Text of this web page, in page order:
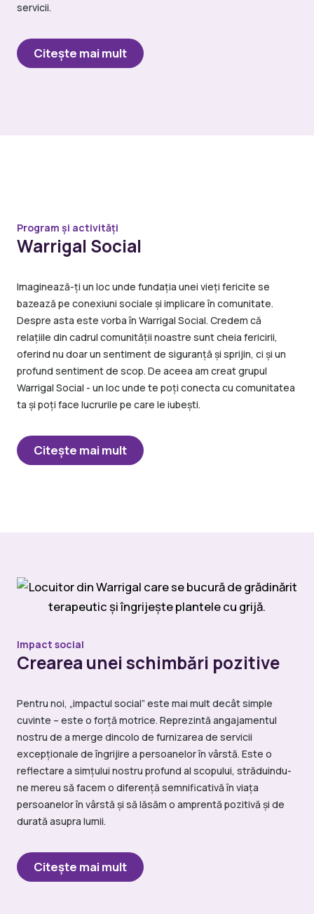
servicii.
Citeşte mai mult
Program și activități
Warrigal Social
Imaginează-ți un loc unde fundația unei vieți fericite se
bazează pe conexiuni sociale și implicare în comunitate.
Despre asta este vorba în Warrigal Social. Credem că
relațiile din cadrul comunității noastre sunt cheia fericirii,
oferind nu doar un sentiment de siguranță și sprijin, ci și un
profund sentiment de scop. De aceea am creat grupul
Warrigal Social - un loc unde te poți conecta cu comunitatea
ta și poți face lucrurile pe care le iubești.
Citeşte mai mult
Impact social
Crearea unei schimbări pozitive
Pentru noi, „impactul social” este mai mult decât simple
cuvinte – este o forță motrice. Reprezintă angajamentul
nostru de a merge dincolo de furnizarea de servicii
excepționale de îngrijire a persoanelor în vârstă. Este o
reflectare a simțului nostru profund al scopului, străduindu-
ne mereu să facem o diferență semnificativă în viața
persoanelor în vârstă și să lăsăm o amprentă pozitivă și de
durată asupra lumii.
Citeşte mai mult